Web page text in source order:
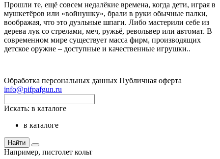
Прошли те, ещё совсем недалёкие времена, когда дети, играя в
мушкетёров или «войнушку», брали в руки обычные палки,
воображая, что это дуэльные шпаги. Либо мастерили себе из
дерева лук со стрелами, меч, ружьё, револьвер или автомат. В
современном мире существует масса фирм, производящих
детское оружие – доступные и качественные игрушки..
Обработка персональных данных Публичная оферта
info@pifpafgun.ru
Искать: в каталоге
в каталоге
Найти
Например, пистолет кольт